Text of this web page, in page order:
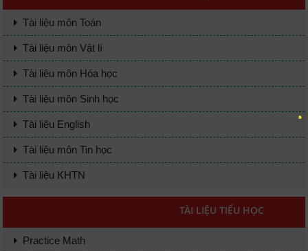
Tài liệu môn Toán
Tài liệu môn Vật lí
Tài liệu môn Hóa học
Tài liệu môn Sinh học
Tài liệu English
Tài liệu môn Tin học
Tài liệu KHTN
TÀI LIỆU TIỂU HỌC
Practice Math